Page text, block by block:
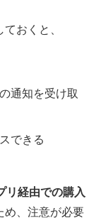
おくと、
通知を受け取
できる
リ経由での購入
め、注意が必要